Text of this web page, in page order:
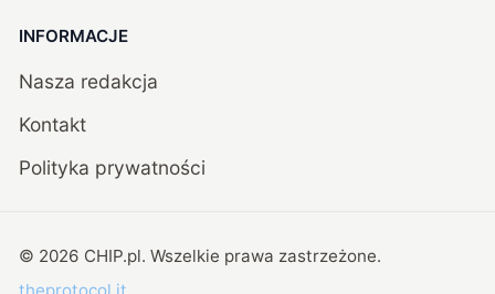
INFORMACJE
Nasza redakcja
Kontakt
Polityka prywatności
© 2026 CHIP.pl. Wszelkie prawa zastrzeżone.